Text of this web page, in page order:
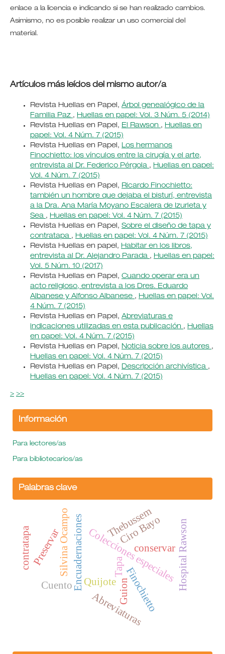
enlace a la licencia e indicando si se han realizado cambios.
Asimismo, no es posible realizar un uso comercial del
material.
Artículos más leídos del mismo autor/a
Revista Huellas en Papel, Árbol genealógico de la
Familia Paz , Huellas en papel: Vol. 3 Núm. 5 (2014)
Revista Huellas en Papel, El Rawson , Huellas en
papel: Vol. 4 Núm. 7 (2015)
Revista Huellas en Papel, Los hermanos
Finochietto: los vínculos entre la cirugía y el arte,
entrevista al Dr. Federico Pérgola , Huellas en papel:
Vol. 4 Núm. 7 (2015)
Revista Huellas en Papel, Ricardo Finochietto:
también un hombre que dejaba el bisturí, entrevista
a la Dra. Ana María Moyano Escalera de Izurieta y
Sea , Huellas en papel: Vol. 4 Núm. 7 (2015)
Revista Huellas en Papel, Sobre el diseño de tapa y
contratapa , Huellas en papel: Vol. 4 Núm. 7 (2015)
Revista Huellas en papel, Habitar en los libros,
entrevista al Dr. Alejandro Parada , Huellas en papel:
Vol. 5 Núm. 10 (2017)
Revista Huellas en Papel, Cuando operar era un
acto religioso, entrevista a los Dres. Eduardo
Albanese y Alfonso Albanese , Huellas en papel: Vol.
4 Núm. 7 (2015)
Revista Huellas en Papel, Abreviaturas e
indicaciones utilizadas en esta publicación , Huellas
en papel: Vol. 4 Núm. 7 (2015)
Revista Huellas en Papel, Noticia sobre los autores ,
Huellas en papel: Vol. 4 Núm. 7 (2015)
Revista Huellas en Papel, Descripción archivística ,
Huellas en papel: Vol. 4 Núm. 7 (2015)
> >>
Información
Para lectores/as
Para bibliotecarios/as
Palabras clave
Colecciones especiales
Encuadernaciones Tapa
Quijote Guion
Cuento
Silvina Ocampo Thebussem Hospital Rawson
Finochietto
Abreviaturas
conservar
Preservar Ciro Bayo
contratapa